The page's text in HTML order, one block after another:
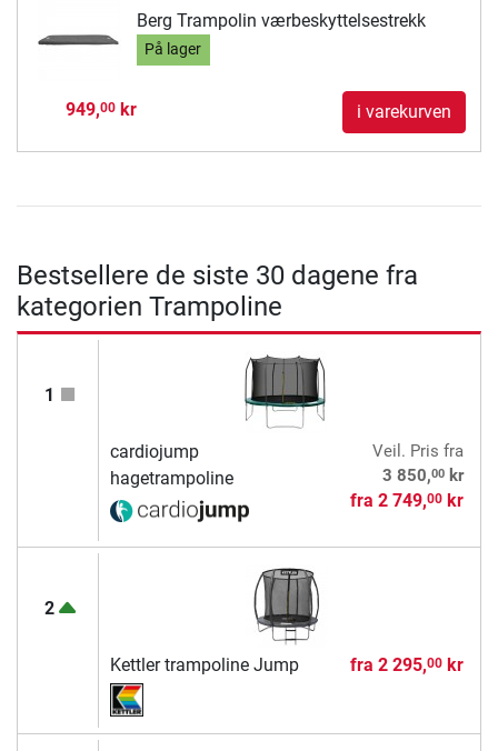
Berg Trampolin værbeskyttelsestrekk
På lager
949,00kr i varekurven
Bestsellere de siste 30 dagene fra
kategorien Trampoline
1
cardiojump
hagetrampoline
Veil. Pris fra
3 850,00kr
fra 2 749,00kr
2
Kettler trampoline Jump fra 2 295,00kr